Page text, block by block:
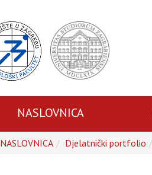
NASLOVNICA
NASLOVNICA Djelatnički portfolio